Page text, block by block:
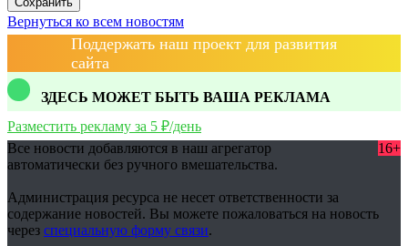
Вернуться ко всем новостям
Поддержать наш проект для развития
сайта
ЗДЕСЬ МОЖЕТ БЫТЬ ВАША РЕКЛАМА
Разместить рекламу за 5 ₽/день
Все новости добавляются в наш агрегатор
автоматически без ручного вмешательства.
16+
Администрация ресурса не несет ответственности за
содержание новостей. Вы можете пожаловаться на новость
через специальную форму связи.